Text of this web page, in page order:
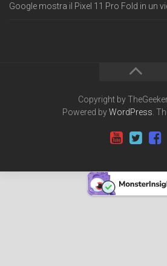
Google mostra il Pixel 11 Pro Fold in un
Copyright by
Powered byWordPress .